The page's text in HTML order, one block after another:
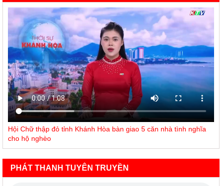
Hội Chữ thập đỏ tỉnh Khánh Hòa bàn giao 5 căn nhà tình nghĩa
cho hộ nghèo
PHÁT THANH TUYÊN TRUYỀN